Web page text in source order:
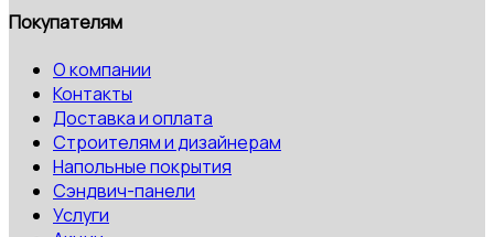
Покупателям
О компании
Контакты
Доставка и оплата
Строителям и дизайнерам
Напольные покрытия
Сэндвич-панели
Услуги